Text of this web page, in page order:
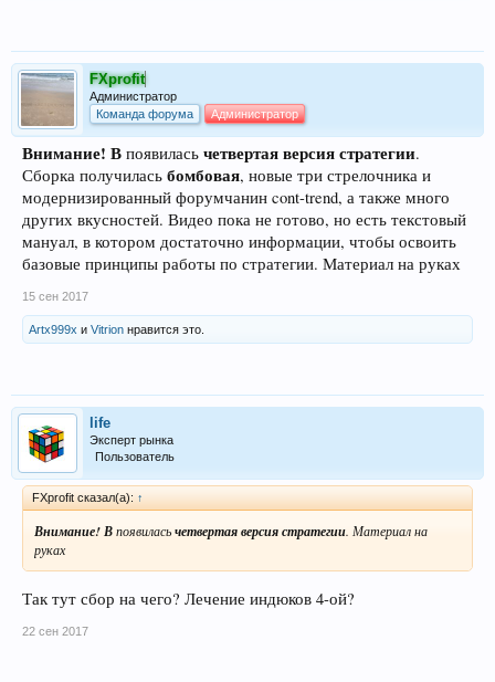
FXprofit
Администратор
Команда форума
Администратор
Внимание! В появилась четвертая версия стратегии.
Сборка получилась бомбовая, новые три стрелочника и
модернизированный форумчанин cont-trend, а также много
других вкусностей. Видео пока не готово, но есть текстовый
мануал, в котором достаточно информации, чтобы освоить
базовые принципы работы по стратегии. Материал на руках
15 сен 2017
Artx999x и Vitrion нравится это.
life
Эксперт рынка
Пользователь
FXprofit сказал(а): ↑
Внимание! Впоявиласьчетвертая версия стратегии. Материал на
руках
Так тут сбор на чего? Лечение индюков 4-ой?
22 сен 2017